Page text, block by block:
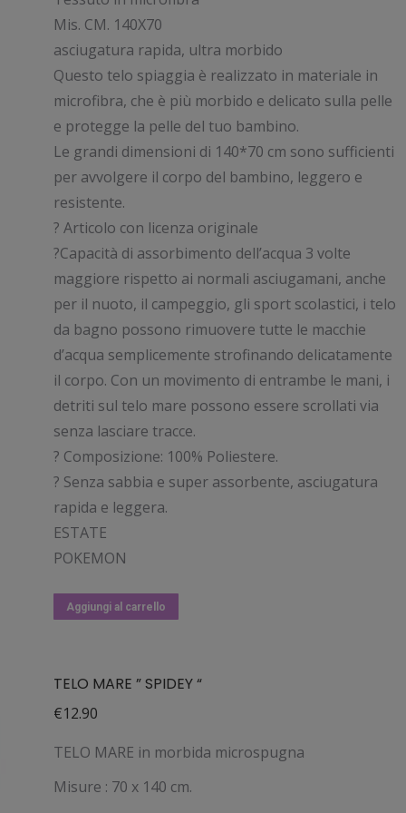
era:
€12.90.
è:
€10.32.
Mis. CM. 140X70
asciugatura rapida, ultra morbido
Questo telo spiaggia è realizzato in materiale in
microfibra, che è più morbido e delicato sulla pelle
e protegge la pelle del tuo bambino.
Le grandi dimensioni di 140*70 cm sono sufficienti
per avvolgere il corpo del bambino, leggero e
resistente.
? Articolo con licenza originale
?Capacità di assorbimento dell’acqua 3 volte
maggiore rispetto ai normali asciugamani, anche
per il nuoto, il campeggio, gli sport scolastici, i telo
da bagno possono rimuovere tutte le macchie
d’acqua semplicemente strofinando delicatamente
il corpo. Con un movimento di entrambe le mani, i
detriti sul telo mare possono essere scrollati via
senza lasciare tracce.
? Composizione: 100% Poliestere.
? Senza sabbia e super assorbente, asciugatura
rapida e leggera.
ESTATE
POKEMON
Aggiungi al carrello
TELO MARE ” SPIDEY “
€12.90
TELO MARE in morbida microspugna
Misure : 70 x 140 cm.